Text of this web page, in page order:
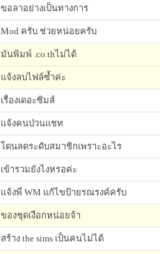
ขอลาอย่างเป็นทางการ
Mod ครับ ช่วยหน่อยครับ
มันพิมพ์ .co.thไม่ได้
แจ้งลบไฟล์ซ้ำค่ะ
เรื่องเดอะซิมส์
แจ้งคนป่วนแชท
โดนลดระดับสมาชิกเพราะอะไร
เข้ารวมยังไงหรอค่ะ
แจ้งพี่ WM แก้ไขป้ายรณรงค์ครับ
ของชุดเงือกหน่อยจ้า
สร้าง the sims เป็นคนไม่ได้